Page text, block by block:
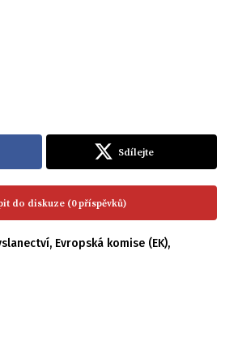
Sdílejte
do diskuze (0 příspěvků)
, Evropská komise (EK),